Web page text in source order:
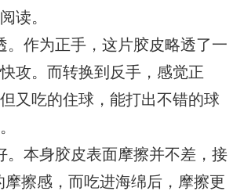
读。
。作为正手，这片胶皮略透了一
攻。而转换到反手，感觉正
又吃的住球，能打出不错的球
。本身胶皮表面摩擦并不差，接
擦感，而吃进海绵后，摩擦更